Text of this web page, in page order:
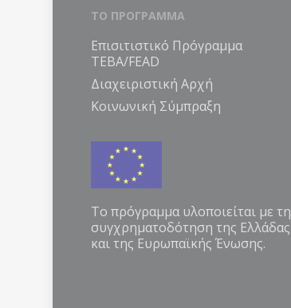
ΤΟ ΠΡΟΓΡΑΜΜΑ
Επισιτιστικό Πρόγραμμα
ΤΕΒΑ/FEAD
Διαχειριστική Αρχή
Κοινωνική Σύμπραξη
Το πρόγραμμα υλοποιείται με τη
συγχρηματοδότηση της Ελλάδας
και της Ευρωπαϊκής Ένωσης.